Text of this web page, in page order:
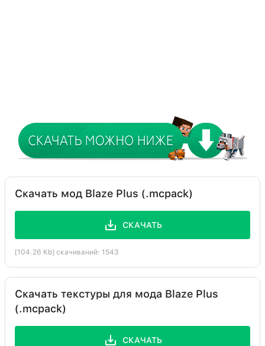
Скачать мод Blaze Plus (.mcpack)
СКАЧАТЬ
[104.26 Kb] скачиваний: 1543
Скачать текстуры для мода Blaze Plus
(.mcpack)
СКАЧАТЬ